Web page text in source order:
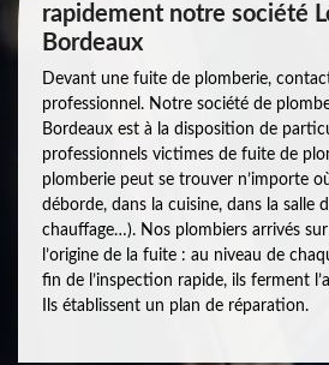
rapidement notre société
Bordeaux
Devant une fuite de plomberie,
professionnel. Notre société de
Bordeaux est à la disposition de
professionnels victimes de fuite de
plomberie peut se trouver n’importe
déborde, dans la cuisine, dans la salle
chauffage…). Nos plombiers arrivés
l’origine de la fuite : au niveau de
fin de l’inspection rapide, ils ferment
Ils établissent un plan de réparation.